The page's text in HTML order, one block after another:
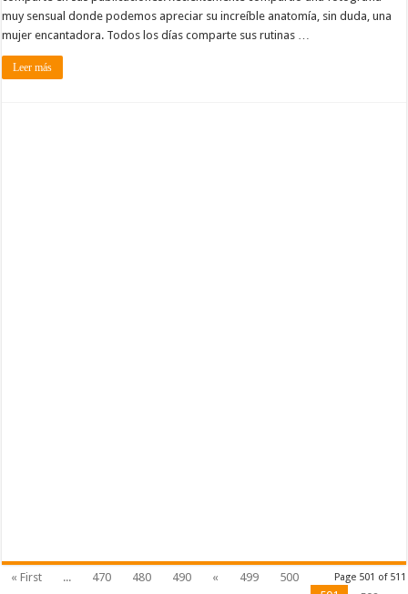
muy sensual donde podemos apreciar su increíble anatomía, sin duda, una
mujer encantadora. Todos los días comparte sus rutinas …
Leer más
Page 501 of 511
« First ... 470 480 490 « 499
500